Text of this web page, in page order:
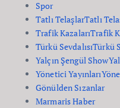
Spor
Tatlı TelaşlarTatlı
Trafik KazalarıTrafik
Türkü SevdalısıTürkü
Yalçın Şengül Show
Yönetici Yayınları
Gönülden Sızanlar
Marmaris Haber